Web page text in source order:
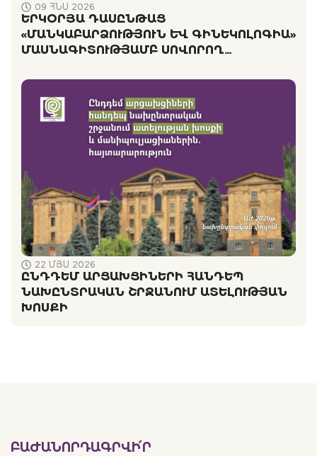
09 ՀՆՍ 2026
ԵՐԿՕՐՅԱ ԴԱՍԸՆԹԱՑ
«ՄԱՆԿԱԲԱՐՁՈՒԹՅՈՒՆ ԵՒ ԳԻՆԵԿՈԼՈԳԻԱ» Մ
ԱՍՆԱԳԻՏՈՒԹՅԱՄԲ ՍՈՎՈՐՈՂ Ո
22 ՄՅՍ 2026
ԸՆԴԴԵՄ ԱՐՑԱԽՑԻՆԵՐԻ ՀԱՆԴԵՊ
ՆԱԽԸՆՏՐԱԿԱՆ ՇՐՋԱՆՈՒՄ ԱՏԵԼՈՒԹՅԱՆ
ԽՈՍՔԻ
ԲԱԺԱՆՈՐԴԱԳՐՎԻ՛Ր